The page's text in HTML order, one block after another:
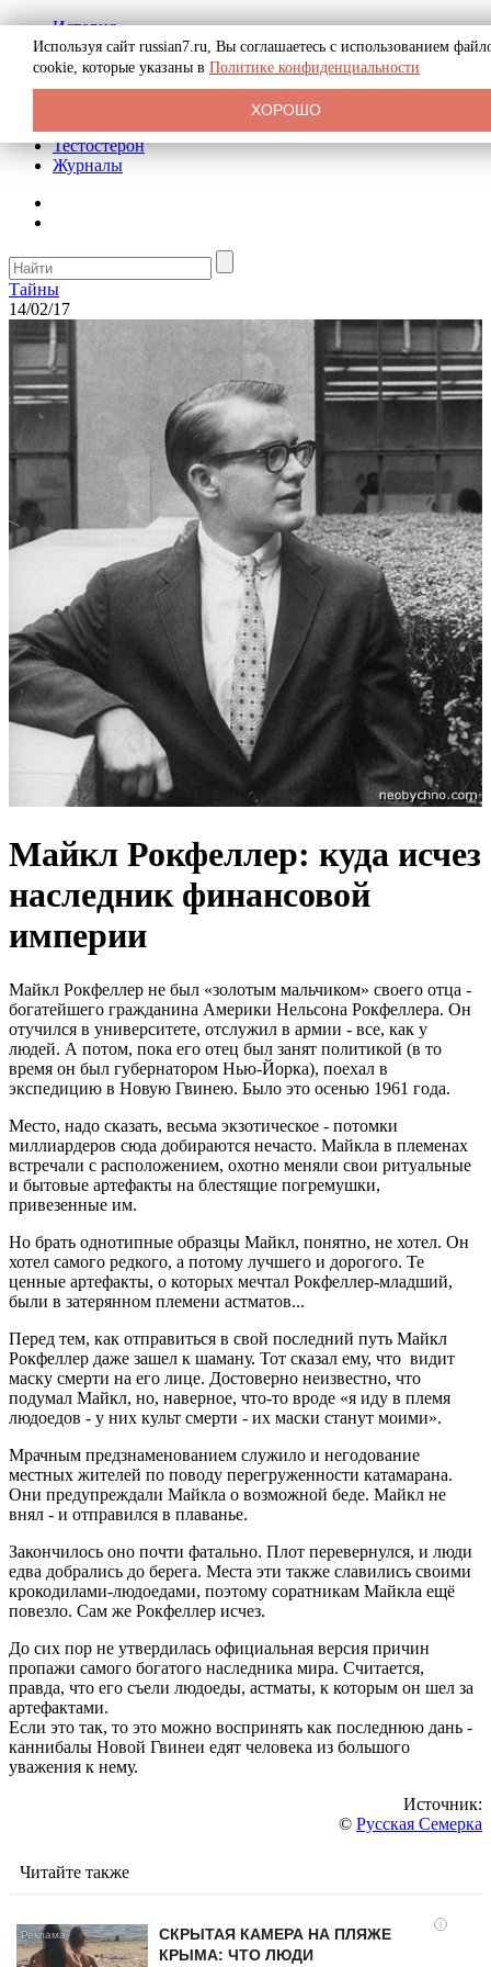
История
Биография
Криминал
Реклама на сайте
Тестостерон
Журналы
Тайны
14/02/17
Майкл Рокфеллер: куда исчез
наследник финансовой
империи
Майкл Рокфеллер не был «золотым мальчиком» своего отца -
богатейшего гражданина Америки Нельсона Рокфеллера. Он
отучился в университете, отслужил в армии - все, как у
людей. А потом, пока его отец был занят политикой (в то
время он был губернатором Нью-Йорка), поехал в
экспедицию в Новую Гвинею. Было это осенью 1961 года.
Место, надо сказать, весьма экзотическое - потомки
миллиардеров сюда добираются нечасто. Майкла в племенах
встречали с расположением, охотно меняли свои ритуальные
и бытовые артефакты на блестящие погремушки,
привезенные им.
Но брать однотипные образцы Майкл, понятно, не хотел. Он
хотел самого редкого, а потому лучшего и дорогого. Те
ценные артефакты, о которых мечтал Рокфеллер-младший,
были в затерянном племени астматов...
Перед тем, как отправиться в свой последний путь Майкл
Рокфеллер даже зашел к шаману. Тот сказал ему, что видит
маску смерти на его лице. Достоверно неизвестно, что
подумал Майкл, но, наверное, что-то вроде «я иду в племя
людоедов - у них культ смерти - их маски станут моими».
Мрачным предзнаменованием служило и негодование
местных жителей по поводу перегруженности катамарана.
Они предупреждали Майкла о возможной беде. Майкл не
внял - и отправился в плаванье.
Закончилось оно почти фатально. Плот перевернулся, и люди
едва добрались до берега. Места эти также славились своими
крокодилами-людоедами, поэтому соратникам Майкла ещё
повезло. Сам же Рокфеллер исчез.
До сих пор не утвердилась официальная версия причин
пропажи самого богатого наследника мира. Считается,
правда, что его съели людоеды, астматы, к которым он шел за
артефактами.
Если это так, то это можно воспринять как последнюю дань -
каннибалы Новой Гвинеи едят человека из большого
уважения к нему.
Источник:
© Русская Семерка
Читайте также
i
СКРЫТАЯ КАМЕРА НА ПЛЯЖЕ
КРЫМА: ЧТО ЛЮДИ
Используя сайт russian7.ru, Вы соглашаетесь с использованием
cookie, которые указаны в Политике конфиденциальности
ХОРОШО